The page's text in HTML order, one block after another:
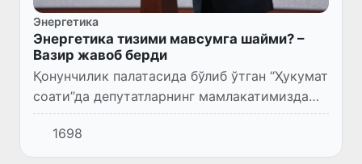
Энергетика
Энергетика тизими мавсумга шайми? –
Вазир жавоб берди
Қонунчилик палатасида бўлиб ўтган “Ҳукумат
соати”да депутатларнинг мамлакатимизда
энергетик барқарорликни таъминлаш ва
энергетика соҳасини қиш мавсумига
тайёрлаш борасида олиб бори...
1698